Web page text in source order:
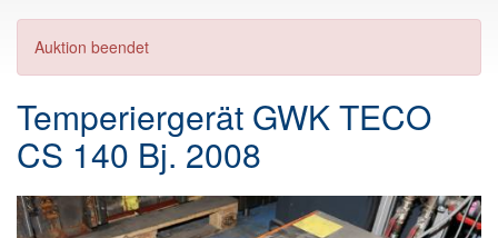
Auktion beendet
Temperiergerät GWK TECO
CS 140 Bj. 2008